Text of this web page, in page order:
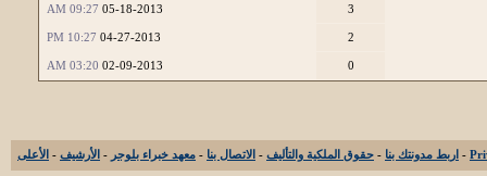
3
05-18-2013
09:27 AM
2
04-27-2013
10:27 PM
0
02-09-2013
03:20 AM
- اربط مدونتك بنا - حقوق الملكية والتأليف - الاتصال بنا - معهد خبراء بلوجر - الأرشيف - الأعلى